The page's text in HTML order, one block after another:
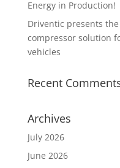
Energy in Production!
Driventic presents
compressor solution
vehicles
Recent
Archives
July 2026
June 2026